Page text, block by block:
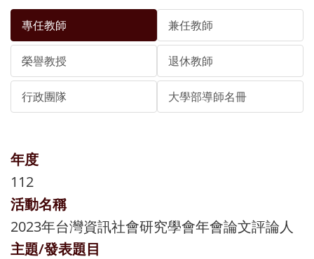
專任教師 兼任教師
榮譽教授 退休教師
行政團隊 大學部導師名冊
年度
112
活動名稱
2023年台灣資訊社會研究學會年會論文評論人
主題/發表題目